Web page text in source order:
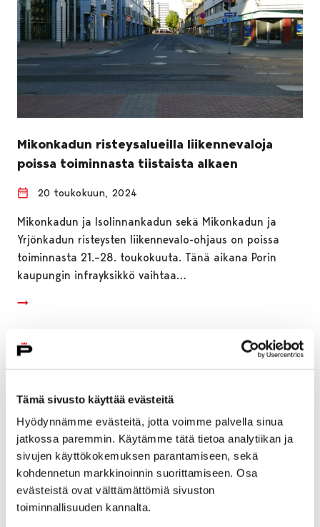
Tämä sivusto käyttää evästeitä
Hyödynnämme evästeitä, jotta voimme palvella sinua
jatkossa paremmin. Käytämme tätä tietoa analytiikan ja
sivujen käyttökokemuksen parantamiseen, sekä
kohdennetun markkinoinnin suorittamiseen. Osa
evästeistä ovat välttämättömiä sivuston
toiminnallisuuden kannalta.
Mikonkadun risteysalueilla liikennevaloja
poissa toiminnasta tiistaista alkaen
20 toukokuun, 2024
Mikonkadun ja Isolinnankadun sekä Mikonkadun ja
Yrjönkadun risteysten liikennevalo-ohjaus on poissa
toiminnasta 21.–28. toukokuuta. Tänä aikana Porin
kaupungin infrayksikkö vaihtaa…